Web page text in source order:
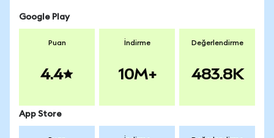
Google Play
Puan
4.4
İndirme
10M+
Değerlendirme
483.8K
App Store